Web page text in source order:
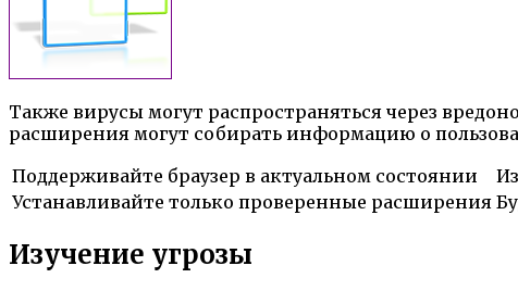
Также вирусы могут распространяться через
расширения могут собирать информацию о
Поддерживайте браузер в актуальном состоянии
Устанавливайте только проверенные расширения
Изучение угрозы